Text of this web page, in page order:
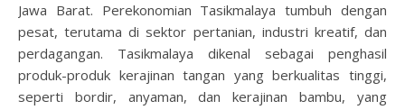
Jawa Barat. Perekonomian Tasikmalaya tumbuh dengan
pesat, terutama di sektor pertanian, industri kreatif, dan
perdagangan. Tasikmalaya dikenal sebagai penghasil
produk-produk kerajinan tangan yang berkualitas tinggi,
seperti bordir, anyaman, dan kerajinan bambu, yang